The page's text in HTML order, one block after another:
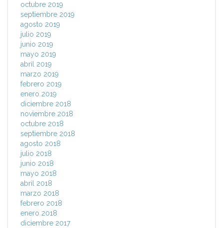
octubre 2019
septiembre 2019
agosto 2019
julio 2019
junio 2019
mayo 2019
abril 2019
marzo 2019
febrero 2019
enero 2019
diciembre 2018
noviembre 2018
octubre 2018
septiembre 2018
agosto 2018
julio 2018
junio 2018
mayo 2018
abril 2018
marzo 2018
febrero 2018
enero 2018
diciembre 2017